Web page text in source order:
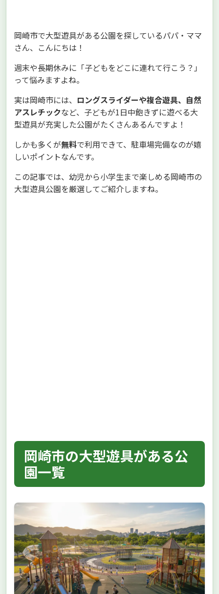
岡崎市で大型遊具がある公園を探しているパパ・ママ
さん、こんにちは！
週末や長期休みに「子どもをどこに連れて行こう？」
って悩みますよね。
実は岡崎市には、 ロングスライダーや複合遊具、自然
アスレチックなど、子どもが1日中飽きずに遊べる大
型遊具が充実した公園がたくさんあるんですよ！
しかも多くが無料で利用できて、駐車場完備なのが嬉
しいポイントなんです。
この記事では、幼児から小学生まで楽しめる岡崎市の
大型遊具公園を厳選してご紹介しますね。
岡崎市の大型遊具がある公
園一覧